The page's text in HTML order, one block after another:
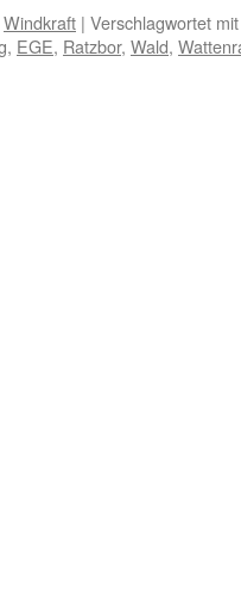
Windkraft | Verschlagwortet mit
, EGE, Ratzbor, Wald,